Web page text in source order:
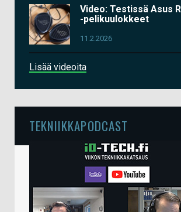
Video: Testissä Asus
-pelikuulokkeet
11.2.2026
Lisää videoita
TEKNIIKKAPODCAST